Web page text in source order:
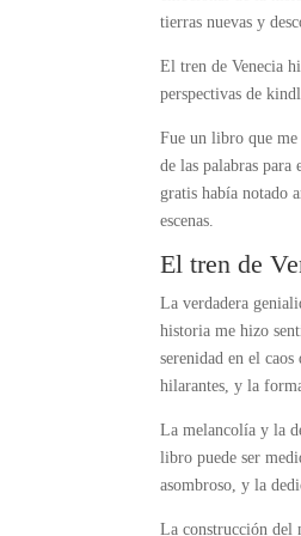
tierras nuevas y
El tren de Venecia
perspectivas de
Fue un libro que
de las palabras
gratis había notado
escenas.
El tren de
La verdadera
historia me hizo
serenidad en el
hilarantes, y la
La melancolía y la
libro puede ser
asombroso, y la
La construcción del